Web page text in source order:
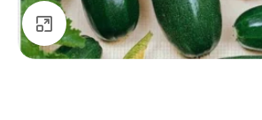
Натисніть, щоб збільшити